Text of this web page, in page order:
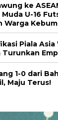
ke
U-16
Warga
Piala
1-0 dari
Maju Terus!